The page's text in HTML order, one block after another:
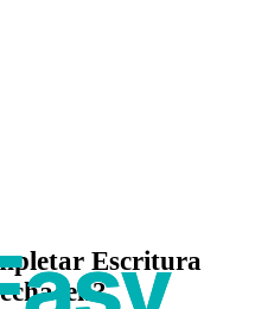
Escritura